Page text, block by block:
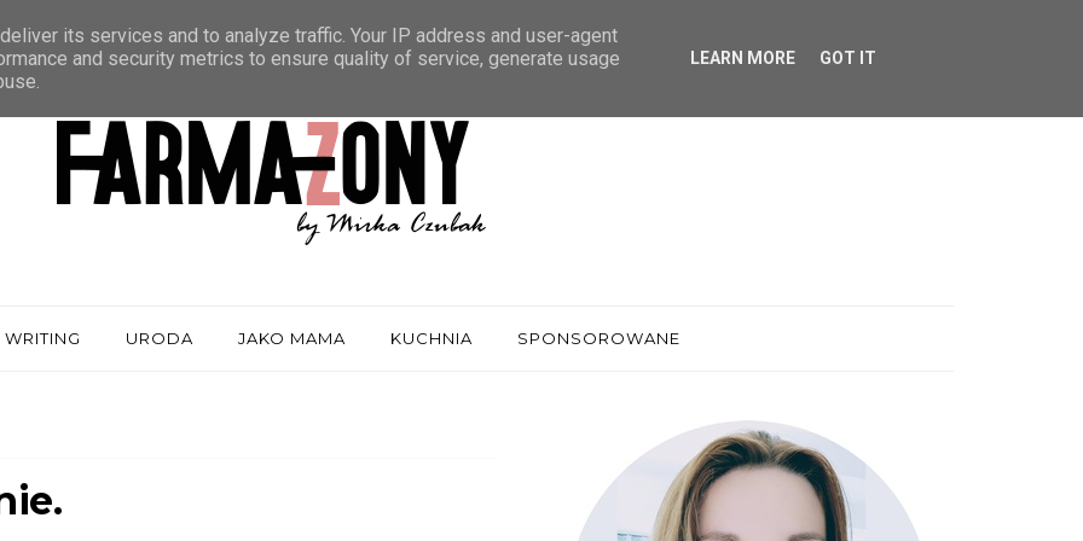
URODA JAKO MAMA KUCHNIA SPONSOROWANE
its services and to analyze traffic. Your IP address and user-agent
and security metrics to ensure quality of service, generate usage
LEARN MORE GOT IT